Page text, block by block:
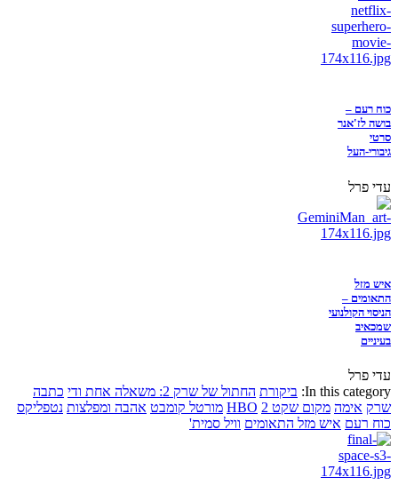
כוח רעם –
בושה לז'אנר
סרטי
גיבורי-העל
עדי פרל
איש מזל
התאומים –
הניסוי הקולנועי
שמכאיב
בעיניים
עדי פרל
In this category: ביקורת החתול של שרק 2: משאלה אחת ודי
כתבה
שרק אימה מקום שקט 2 HBO מורטל קומבט אהבה ומפלצות נטפליקס
כוח רעם איש מזל התאומים וויל סמית'